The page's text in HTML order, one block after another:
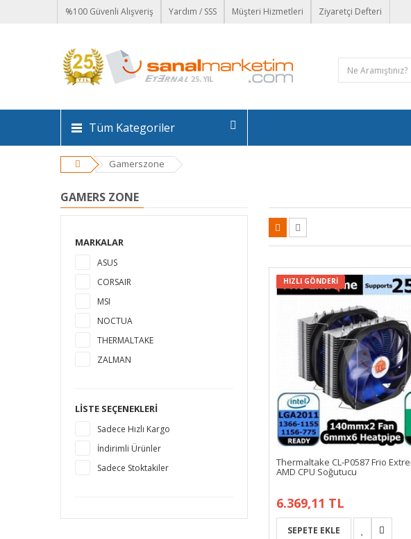
%100 Güvenli Alışveriş Yardım / SSS Müşteri Hizmetleri Ziyaretçi Defteri
Tüm Kategoriler
Gamerszone
GAMERS ZONE
MARKALAR
ASUS
CORSAIR
MSI
NOCTUA
THERMALTAKE
ZALMAN
LISTE SEÇENEKLERI
Sadece Hızlı Kargo
İndirimli Ürünler
Sadece Stoktakiler
HIZLI GÖNDERI
Thermaltake CL-P0587 Frio
AMD CPU Soğutucu
6.369,11 TL